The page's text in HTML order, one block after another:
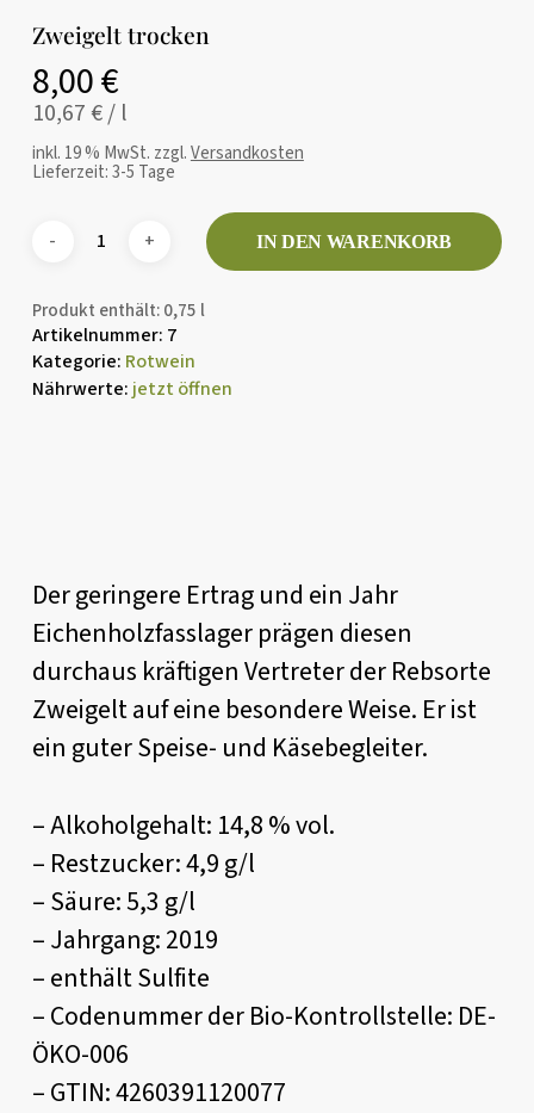
Zweigelt trocken
8,00€
10,67€/ l
inkl. 19 % MwSt. zzgl.Versandkosten
Lieferzeit:3-5 Tage
IN DEN WARENKORB
Produkt enthält: 0,75 l
Artikelnummer: 7
Kategorie: Rotwein
Nährwerte: jetzt öffnen
Der geringere Ertrag und ein Jahr
Eichenholzfasslager prägen diesen
durchaus kräftigen Vertreter der Rebsorte
Zweigelt auf eine besondere Weise. Er ist
ein guter Speise- und Käsebegleiter.
– Alkoholgehalt: 14,8 % vol.
– Restzucker: 4,9 g/l
– Säure: 5,3 g/l
– Jahrgang: 2019
– enthält Sulfite
– Codenummer der Bio-Kontrollstelle: DE-
ÖKO-006
–GTIN: 4260391120077
Name
E-Mail